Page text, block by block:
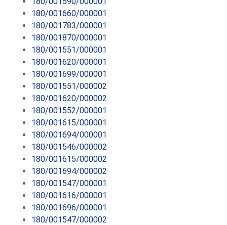
180/001660/000001
180/001783/000001
180/001870/000001
180/001551/000001
180/001620/000001
180/001699/000001
180/001551/000002
180/001620/000002
180/001552/000001
180/001615/000001
180/001694/000001
180/001546/000002
180/001615/000002
180/001694/000002
180/001547/000001
180/001616/000001
180/001696/000001
180/001547/000002